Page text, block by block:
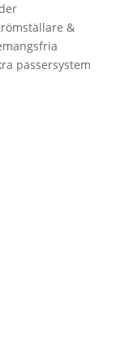
&
passersystem